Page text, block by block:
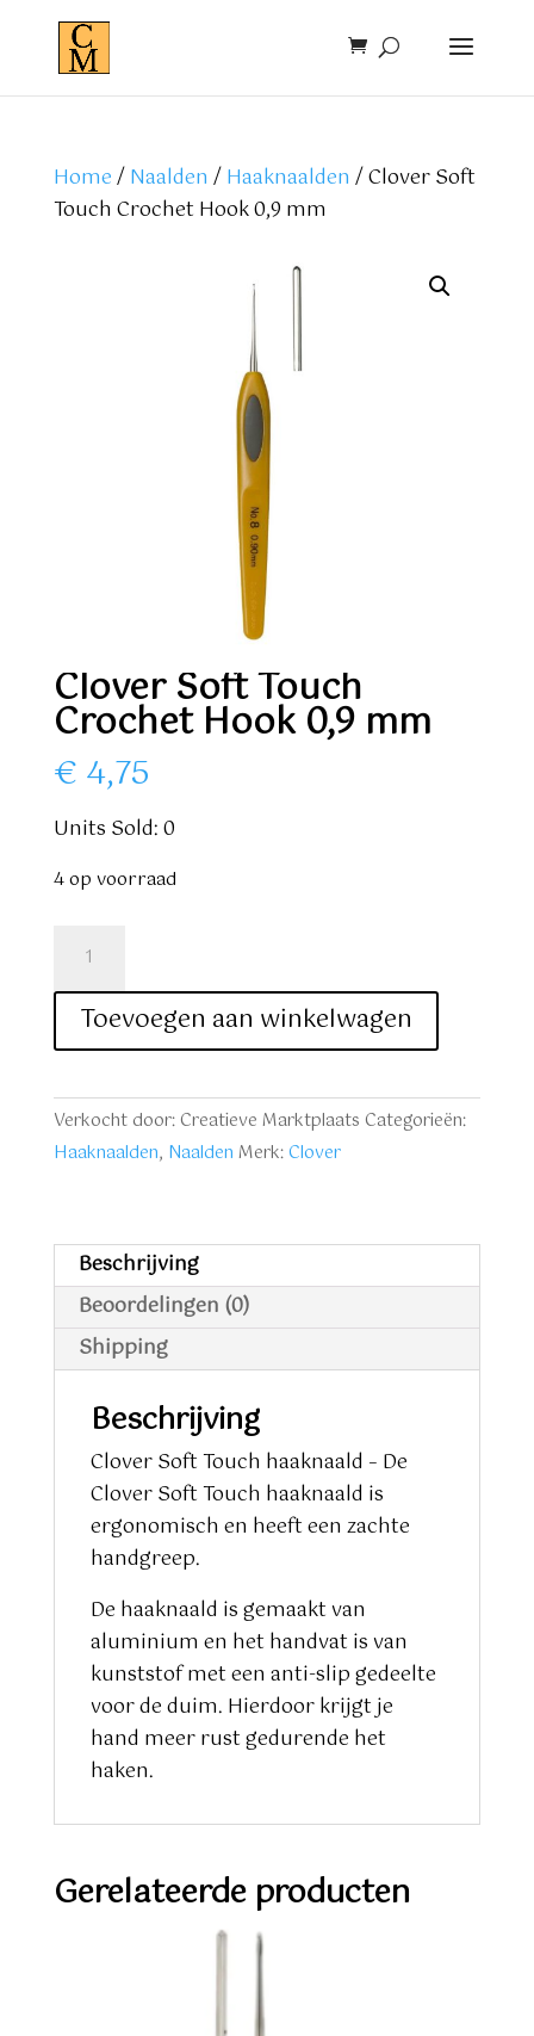
Home/Naalden /Haaknaalden / Clover Soft
Touch Crochet Hook 0,9 mm
Clover Soft Touch
Crochet Hook 0,9 mm
€ 4,75
Units Sold: 0
4 op voorraad
Soft
Touch
Crochet
0,9
mm
aantal
Toevoegen aan winkelwagen
Verkocht door: Creatieve Marktplaats Categorieën:
Haaknaalden, Naalden Merk:Clover
Beschrijving
Beoordelingen (0)
Shipping
Beschrijving
Clover Soft Touch haaknaald – De
Clover Soft Touch haaknaald is
ergonomisch en heeft een zachte
handgreep.
De haaknaald is gemaakt van
aluminium en het handvat is van
kunststof met een anti-slip gedeelte
voor de duim. Hierdoor krijgt je
hand meer rust gedurende het
haken.
Gerelateerde producten